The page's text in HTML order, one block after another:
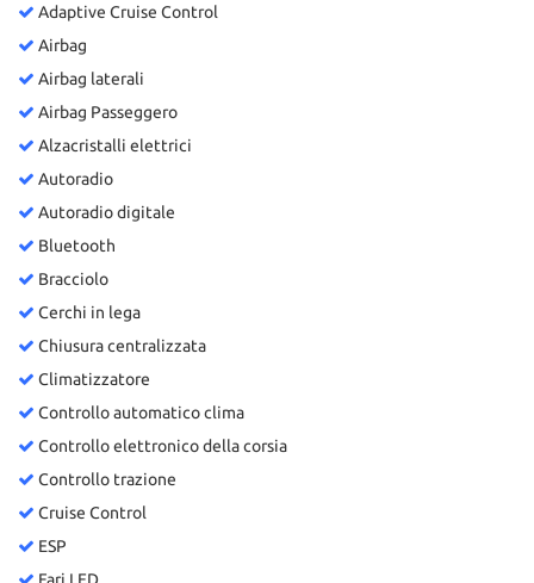
Adaptive Cruise Control
Airbag
Airbag laterali
Airbag Passeggero
Alzacristalli elettrici
Autoradio
Autoradio digitale
Bluetooth
Bracciolo
Cerchi in lega
Chiusura centralizzata
Climatizzatore
Controllo automatico clima
Controllo elettronico della corsia
Controllo trazione
Cruise Control
ESP
Fari LED